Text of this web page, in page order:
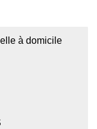
à domicile